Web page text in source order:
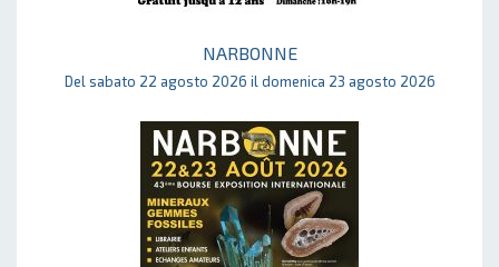
NARBONNE
Del sabato 22 agosto 2026 il domenica 23 agosto 2026